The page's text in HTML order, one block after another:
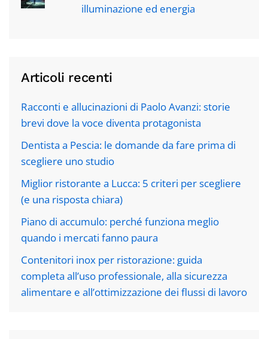
illuminazione ed energia
Articoli recenti
Racconti e allucinazioni di Paolo Avanzi: storie
brevi dove la voce diventa protagonista
Dentista a Pescia: le domande da fare prima di
scegliere uno studio
Miglior ristorante a Lucca: 5 criteri per scegliere
(e una risposta chiara)
Piano di accumulo: perché funziona meglio
quando i mercati fanno paura
Contenitori inox per ristorazione: guida
completa all’uso professionale, alla sicurezza
alimentare e all’ottimizzazione dei flussi di lavoro